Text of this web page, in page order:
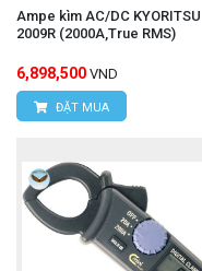
Ampe kìm AC/DC KYORITSU
2009R (2000A,True RMS)
6,898,500 VND
ĐẶT MUA